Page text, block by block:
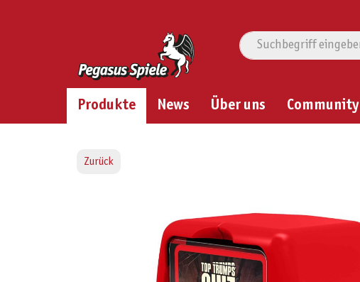
Produkte News Über uns Community
Zurück